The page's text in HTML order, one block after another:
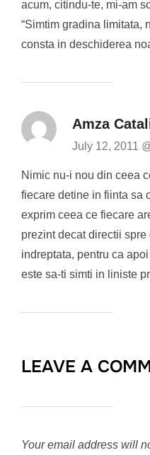
acum, citindu-te, mi-am
“Simtim gradina limitata,
consta in deschiderea
Amza
July 12, 2011
Nimic nu-i nou din ceea
fiecare detine in fiinta sa
exprim ceea ce fiecare
prezint decat directii
indreptata, pentru ca
este sa-ti simti in liniste
LEAVE A
Your email address will